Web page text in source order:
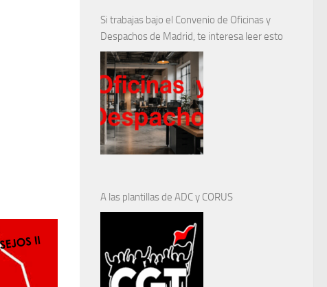
Si trabajas bajo el Convenio de Oficinas y
Despachos de Madrid, te interesa leer esto
A las plantillas de ADC y CORUS